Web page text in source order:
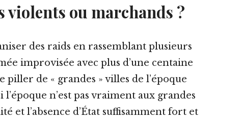
ou marchands ?
des raids en rassemblant plusieurs
improvisée avec plus d’une centaine
piller de « grandes » villes de l’époque
n’est pas vraiment aux grandes
et l’absence d’État suffisamment fort et